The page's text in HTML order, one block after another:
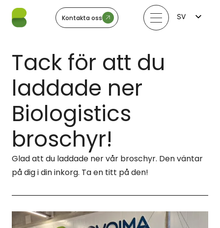
Kontakta oss
SV
Tack för att du
laddade ner
Biologistics
broschyr!
Glad att du laddade ner vår broschyr. Den väntar
på dig i din inkorg. Ta en titt på den!